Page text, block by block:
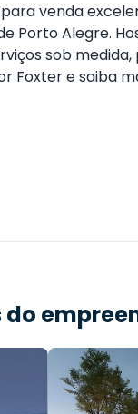
venda
Porto Alegre.
sob
Foxter e saiba